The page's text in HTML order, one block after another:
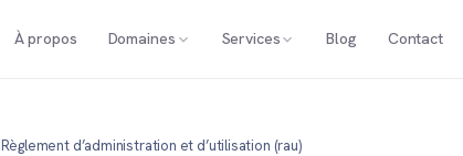
À propos Domaines Services Blog Contact
Règlement d’administration et d’utilisation (rau)